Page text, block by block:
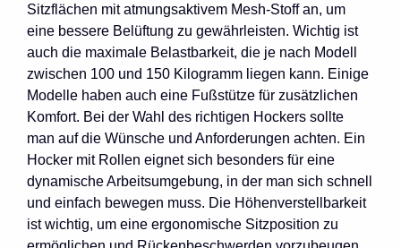
Sitzflächen mit atmungsaktivem Mesh-Stoff an, um
eine bessere Belüftung zu gewährleisten. Wichtig ist
auch die maximale Belastbarkeit, die je nach Modell
zwischen 100 und 150 Kilogramm liegen kann. Einige
Modelle haben auch eine Fußstütze für zusätzlichen
Komfort. Bei der Wahl des richtigen Hockers sollte
man auf die Wünsche und Anforderungen achten. Ein
Hocker mit Rollen eignet sich besonders für eine
dynamische Arbeitsumgebung, in der man sich schnell
und einfach bewegen muss. Die Höhenverstellbarkeit
ist wichtig, um eine ergonomische Sitzposition zu